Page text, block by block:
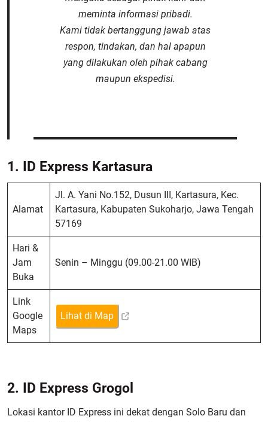
meminta informasi pribadi.
Kami tidak bertanggung jawab atas
respon, tindakan, dan hal apapun
yang dilakukan oleh pihak cabang
maupun ekspedisi.
1. ID Express Kartasura
Alamat
Jl. A. Yani No.152, Dusun III, Kartasura, Kec.
Kartasura, Kabupaten Sukoharjo, Jawa Tengah
57169
Hari &
Jam
Buka
Senin – Minggu (09.00-21.00 WIB)
Link
Google
Maps
Lihat di Map
2. ID Express Grogol
Lokasi kantor ID Express ini dekat dengan Solo Baru dan